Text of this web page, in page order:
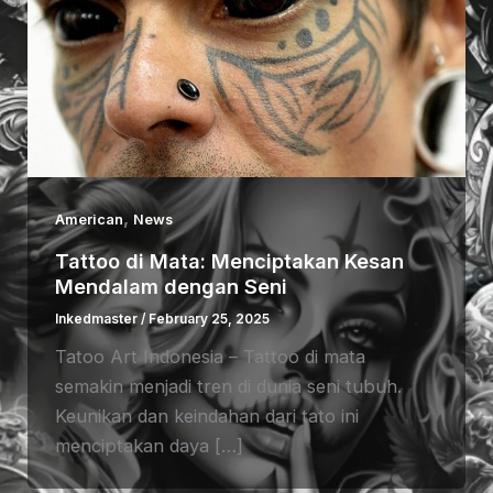
American, News
Tattoo di Mata: Menciptakan Kesan
Mendalam dengan Seni
Inkedmaster / February 25, 2025
Tatoo Art Indonesia – Tattoo di mata
semakin menjadi tren di dunia seni tubuh.
Keunikan dan keindahan dari tato ini
menciptakan daya […]